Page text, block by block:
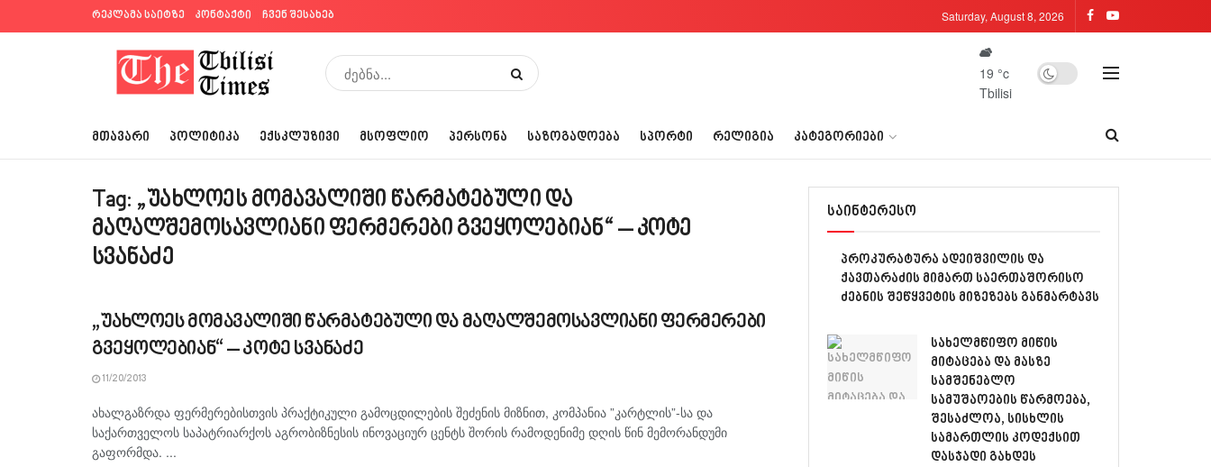
რეკლამა საიტზე კონტაქტი ჩვენ შესახებ Saturday, August 8, 2026
19 °c
Tbilisi
ᲛᲗᲐᲕᲐᲠᲘ ᲞᲝᲚᲘᲢᲘᲙᲐ ᲔᲥᲡᲙᲚᲣᲖᲘᲕᲘ ᲛᲡᲝᲤᲚᲘᲝ ᲞᲔᲠᲡᲝᲜᲐ ᲡᲐᲖᲝᲒᲐᲓᲝᲔᲑᲐ ᲡᲞᲝᲠᲢᲘ ᲠᲔᲚᲘᲒᲘᲐ ᲙᲐᲢᲔᲒᲝᲠᲘᲔᲑᲘ
Tag: „უახლოეს მომავალიში წარმატებული და
მაღალშემოსავლიანი ფერმერები გვეყოლებიან“ – კოტე
სვანაძე
„უახლოეს მომავალიში წარმატებული და მაღალშემოსავლიანი ფერმერები
გვეყოლებიან“ – კოტე სვანაძე
11/20/2013
ახალგაზრდა ფერმერებისთვის პრაქტიკული გამოცდილების შეძენის მიზნით, კომპანია ”კარტლის”-სა და
საქართველოს საპატრიარქოს აგრობიზნესის ინოვაციურ ცენტს შორის რამოდენიმე დღის წინ მემორანდუმი
გაფორმდა. ...
საინტერესო
პროკურატურა ადეიშვილის და
ქავთარაძის მიმართ საერთაშორისო
ძებნის შეწყვეტის მიზეზებს განმარტავს
სახელმწიფო მიწის
მიტაცება და მასზე
სამშენებლო
სამუშაოების წარმოება,
შესაძლოა, სისხლის
სამართლის კოდექსით
დასჯადი გახდეს